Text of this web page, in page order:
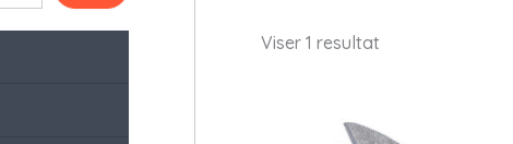
Viser 1 resultat